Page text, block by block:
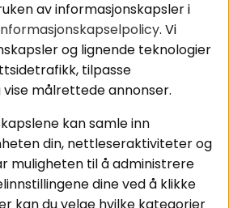
Instagram
Facebook
Youtube
av informasjonskapsler i
. Vi
og lignende teknologier
tilpasse
målrettede annonser.
kan samle inn
din, nettleseraktiviteter og
muligheten til å administrere
dine ved å klikke